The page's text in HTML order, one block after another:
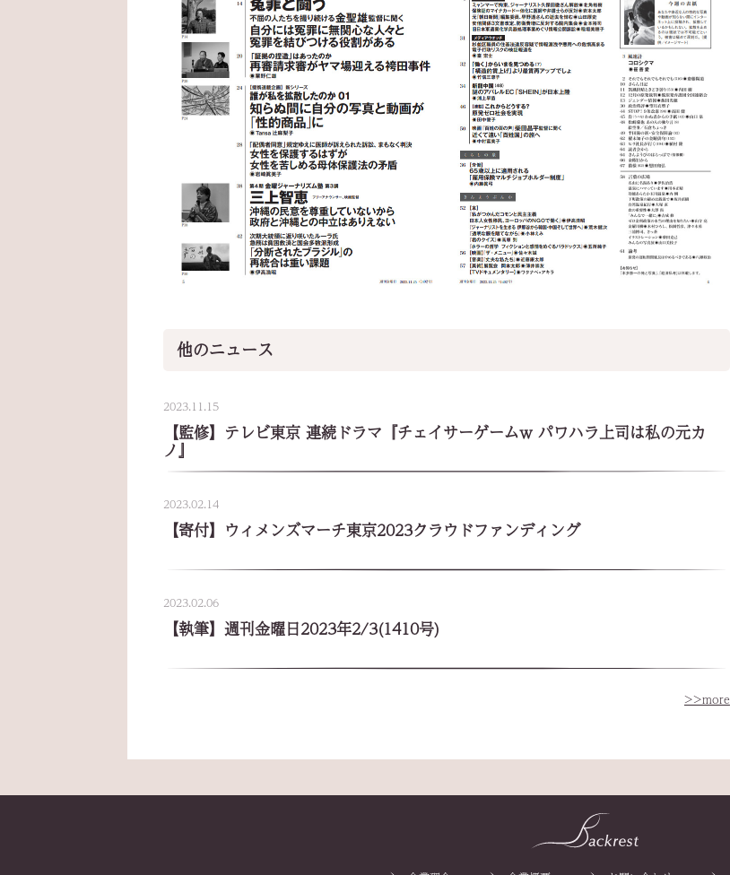
他のニュース
2023.11.15
【監修】テレビ東京 連続ドラマ『チェイサーゲームw パワハラ上司は私の元カ
ノ』
2023.02.14
【寄付】ウィメンズマーチ東京2023クラウドファンディング
2023.02.06
【執筆】週刊金曜日2023年2/3(1410号)
>>more